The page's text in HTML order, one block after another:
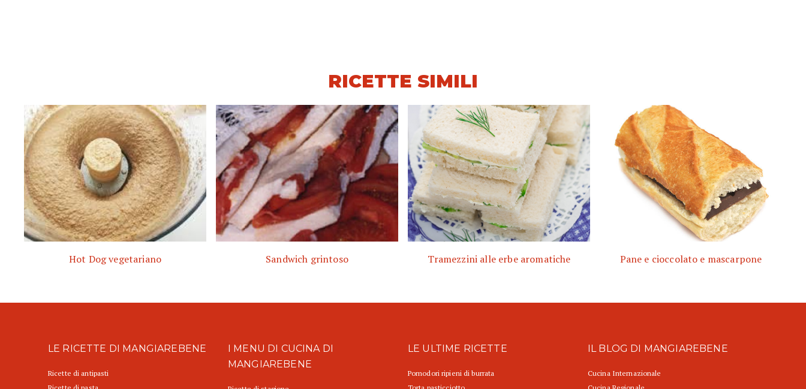
RICETTE SIMILI
Hot Dog vegetariano Sandwich grintoso Tramezzini alle erbe aromatiche Pane e cioccolato e mascarpone
LE RICETTE DI MANGIAREBENE
Ricette di antipasti
I MENU DI CUCINA DI
MANGIAREBENE
LE ULTIME RICETTE
Pomodori ripieni di burrata
IL BLOG DI MANGIAREBENE
Cucina Internazionale